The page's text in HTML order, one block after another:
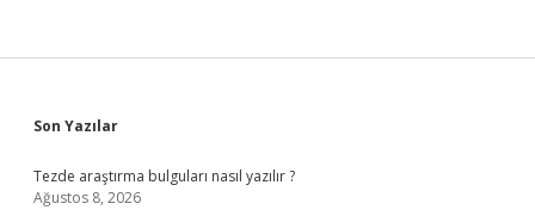
Sidebar
Son Yazılar
Tezde araştırma bulguları nasıl yazılır ?
Ağustos 8, 2026